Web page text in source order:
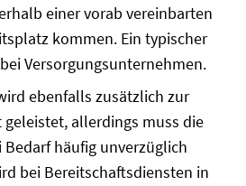
einer vorab vereinbarten
kommen. Ein typischer
Versorgungsunternehmen.
ebenfalls zusätzlich zur
allerdings muss die
häufig unverzüglich
bei Bereitschaftsdiensten in